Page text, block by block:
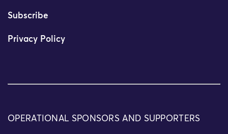
Subscribe
Privacy Policy
OPERATIONAL SPONSORS AND SUPPORTERS